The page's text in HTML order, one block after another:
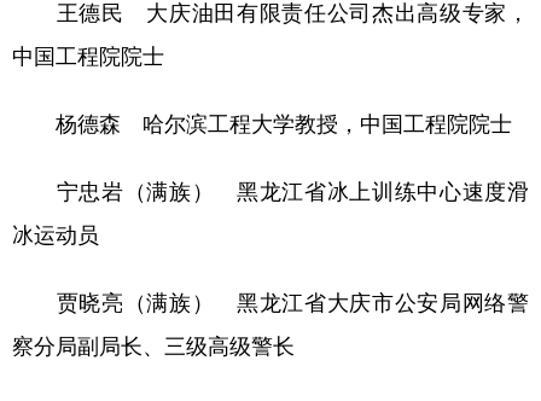
王德民 大庆油田有限责任公司杰出高级专家，
中国工程院院士
杨德森 哈尔滨工程大学教授，中国工程院院士
宁忠岩（满族） 黑龙江省冰上训练中心速度滑
冰运动员
贾晓亮（满族） 黑龙江省大庆市公安局网络警
察分局副局长、三级高级警长